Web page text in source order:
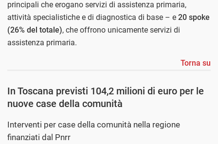
principali che erogano servizi di assistenza primaria,
attività specialistiche e di diagnostica di base – e 20 spoke
(26% del totale), che offrono unicamente servizi di
assistenza primaria.
Torna su
In Toscana previsti 104,2 milioni di euro per le
nuove case della comunità
Interventi per case della comunità nella regione
finanziati dal Pnrr